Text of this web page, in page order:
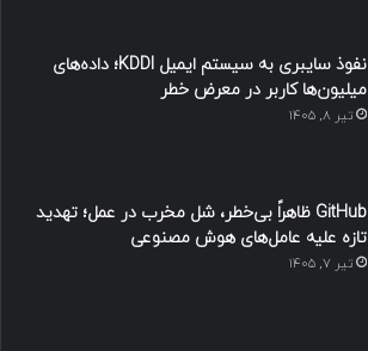
نفوذ سایبری به سیستم ایمیل KDDI؛ داده‌های
میلیون‌ها کاربر در معرض خطر
تیر ۸, ۱۴۰۵
GitHub ظاهراً بی‌خطر، شل مخرب در عمل؛ تهدید
تازه علیه عامل‌های هوش مصنوعی
تیر ۷, ۱۴۰۵